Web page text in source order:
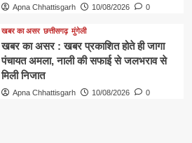
Apna Chhattisgarh 10/08/2026 0
खबर का असर छत्तीसगढ़ मुंगेली
खबर का असर : खबर प्रकाशित होते ही जागा
पंचायत अमला, नाली की सफाई से जलभराव से
मिली निजात
Apna Chhattisgarh 10/08/2026 0